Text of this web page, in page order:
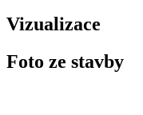
Vizualizace
Foto ze stavby